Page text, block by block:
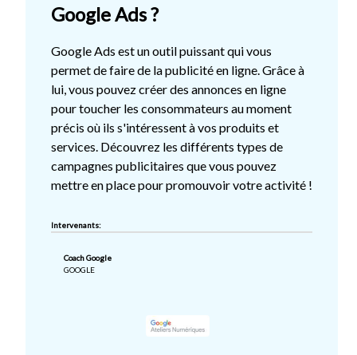
Google Ads ?
Google Ads est un outil puissant qui vous
permet de faire de la publicité en ligne. Grâce à
lui, vous pouvez créer des annonces en ligne
pour toucher les consommateurs au moment
précis où ils s'intéressent à vos produits et
services. Découvrez les différents types de
campagnes publicitaires que vous pouvez
mettre en place pour promouvoir votre activité !
Intervenants:
Coach Google
GOOGLE